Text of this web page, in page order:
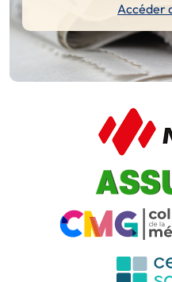
Accéder